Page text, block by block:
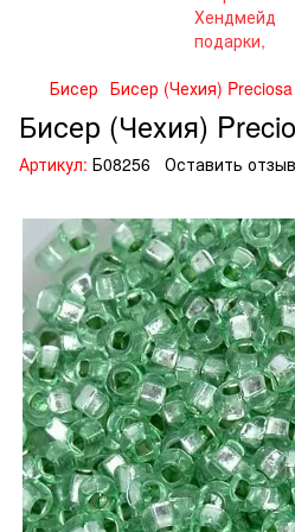
Бисер Бисер (Чехия)
Бисер (Чехия)
Артикул: Б08256 Оставить отзыв